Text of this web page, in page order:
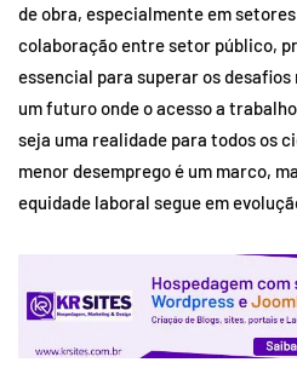
de obra, especialmente em
colaboração entre setor público,
essencial para superar os
um futuro onde o acesso a
seja uma realidade para todos os
menor desemprego é um marco,
equidade laboral segue em